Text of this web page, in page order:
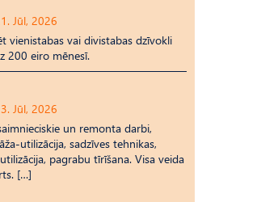
Jūl, 2026
vienistabas vai divistabas dzīvokli
200 eiro mēnesī.
Jūl, 2026
un remonta darbi,
utilizācija, sadzīves tehnikas,
pagrabu tīrīšana. Visa veida
[…]